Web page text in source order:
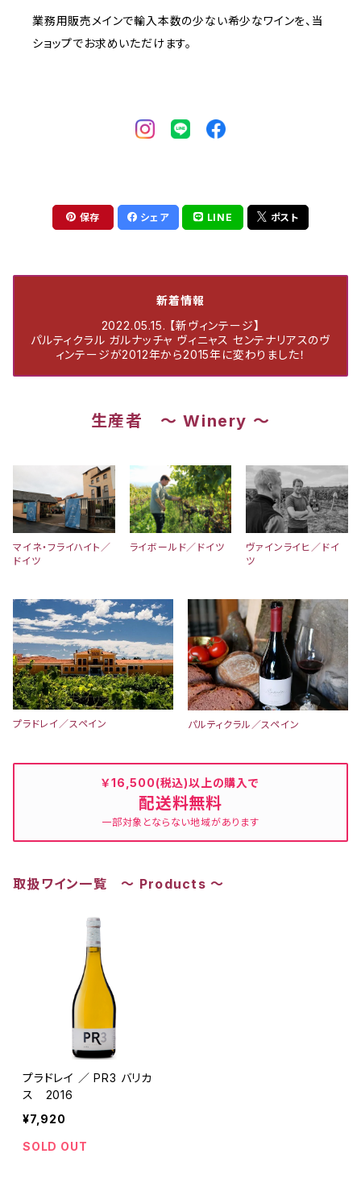
業務用販売メインで輸入本数の少ない希少なワインを、当
ショップでお求めいただけます。
保存 シェア LINE ポスト
新着情報
2022.05.15. 【新ヴィンテージ】
パルティクラル ガルナッチャ ヴィニャス センテナリアスのヴ
ィンテージが2012年から2015年に変わりました！
生産者 ～ Winery ～
マイネ・フライハイト／
ドイツ
ライボールド／ドイツ
ヴァインライヒ／ドイ
ツ
プラドレイ／スペイン パルティクラル／スペイン
￥16,500(税込)以上の購入で
配送料無料
一部対象とならない地域があります
取扱ワイン一覧 ～ Products ～
プラドレイ ／ PR3 バリカ
ス 2016
¥7,920
SOLD OUT